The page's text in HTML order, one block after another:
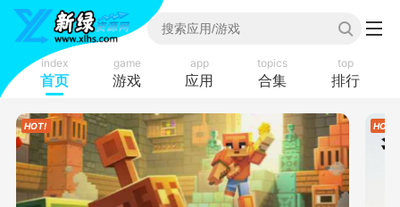
index
首页
game
游戏
app
应用
topics
合集
top
排行